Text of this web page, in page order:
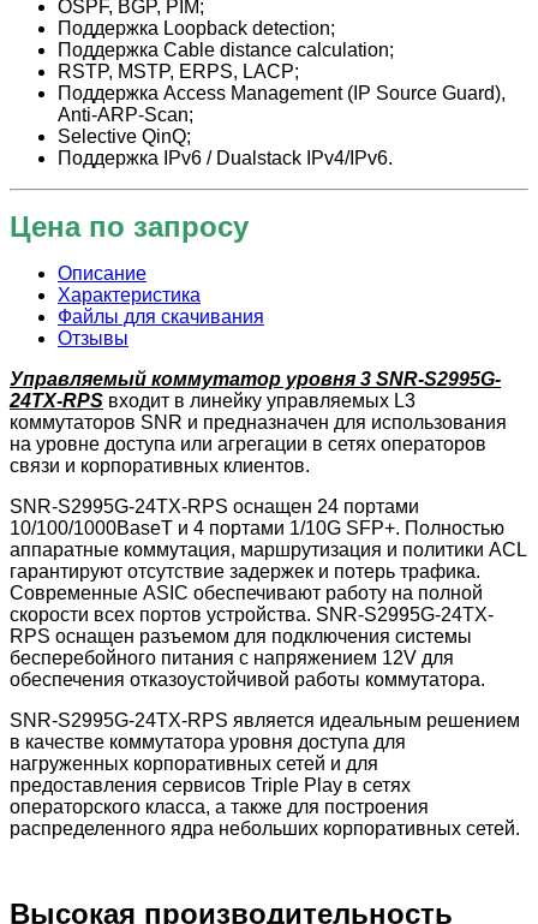
OSPF, BGP, PIM;
Поддержка Loopback detection;
Поддержка Cable distance calculation;
RSTP, MSTP, ERPS, LACP;
Поддержка Access Management (IP Source Guard),
Anti-ARP-Scan;
Selective QinQ;
Поддержка IPv6 / Dualstack IPv4/IPv6.
Цена по запросу
Описание
Характеристика
Файлы для скачивания
Отзывы
Управляемый коммутатор уровня 3 SNR-S2995G-
24TX-RPS входит в линейку управляемых L3
коммутаторов SNR и предназначен для использования
на уровне доступа или агрегации в сетях операторов
связи и корпоративных клиентов.
SNR-S2995G-24TX-RPS оснащен 24 портами
10/100/1000BaseT и 4 портами 1/10G SFP+. Полностью
аппаратные коммутация, маршрутизация и политики ACL
гарантируют отсутствие задержек и потерь трафика.
Современные ASIC обеспечивают работу на полной
скорости всех портов устройства. SNR-S2995G-24TX-
RPS оснащен разъемом для подключения системы
бесперебойного питания с напряжением 12V для
обеспечения отказоустойчивой работы коммутатора.
SNR-S2995G-24TX-RPS является идеальным решением
в качестве коммутатора уровня доступа для
нагруженных корпоративных сетей и для
предоставления сервисов Triple Play в сетях
операторского класса, а также для построения
распределенного ядра небольших корпоративных сетей.
Высокая производительность